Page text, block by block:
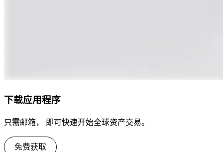
下载应用程序
只需邮箱， 即可快速开始全球资产交易。
免费获取